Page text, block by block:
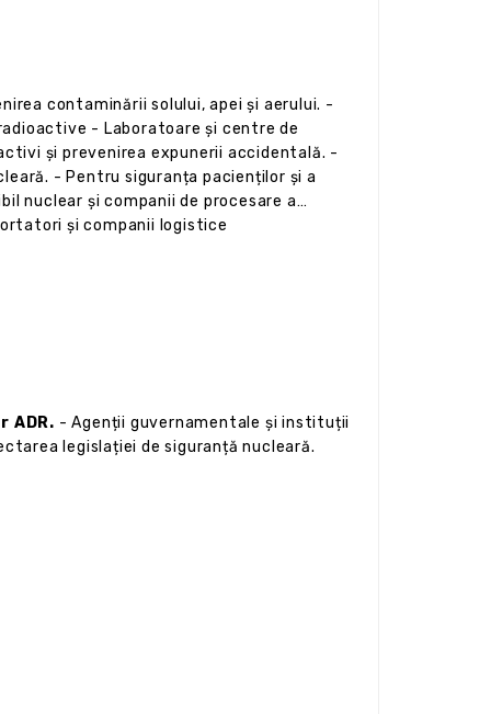
contaminării solului, apei și aerului. -
- Laboratoare și centre de
și prevenirea expunerii accidentală. -
- Pentru siguranța pacienților și a
nuclear și companii de procesare a
și companii logistice
ADR. - Agenții guvernamentale și instituții
legislației de siguranță nucleară.